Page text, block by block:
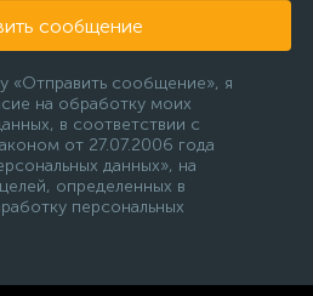
сообщение
«Отправить сообщение», я
на обработку моих
в соответствии с
от 27.07.2006 года
данных», на
определенных в
персональных